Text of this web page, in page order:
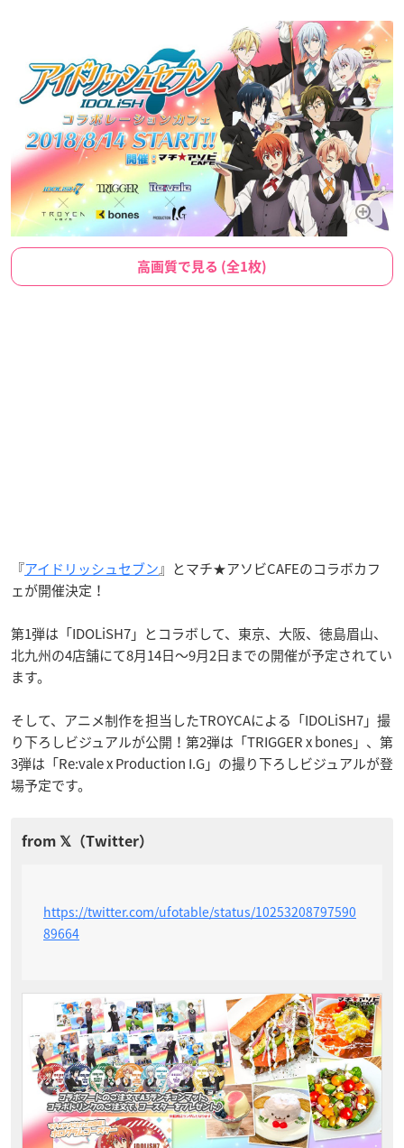
高画質で見る (全1枚)
『アイドリッシュセブン』とマチ★アソビCAFEのコラボカフ
ェが開催決定！
第1弾は「IDOLiSH7」とコラボして、東京、大阪、徳島眉山、
北九州の4店舗にて8月14日〜9月2日までの開催が予定されてい
ます。
そして、アニメ制作を担当したTROYCAによる「IDOLiSH7」撮
り下ろしビジュアルが公開！第2弾は「TRIGGER x bones」、第
3弾は「Re:vale x Production I.G」の撮り下ろしビジュアルが登
場予定です。
https://twitter.com/ufotable/status/10253208797590
89664